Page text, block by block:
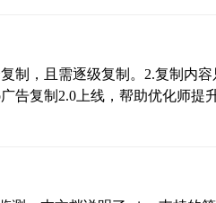
制，且需逐级复制。2.复制内容
告复制2.0上线，帮助优化师提